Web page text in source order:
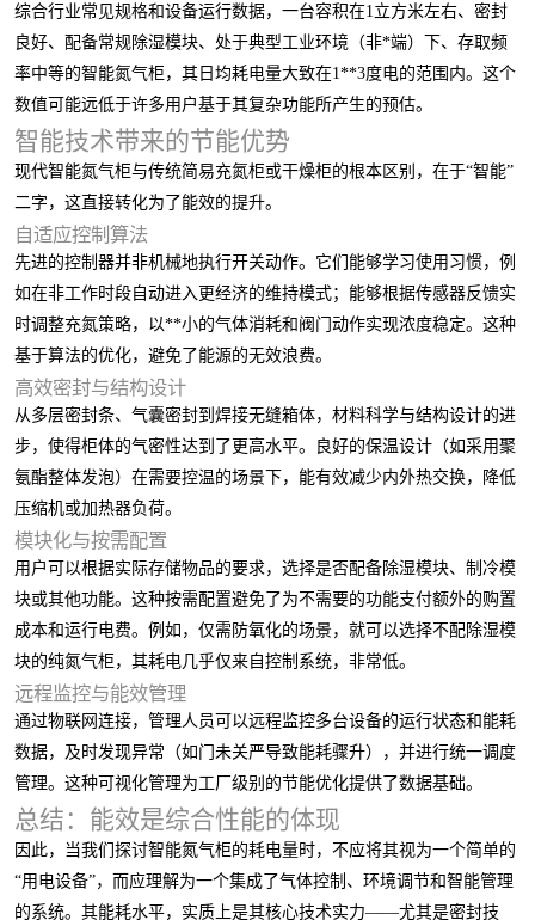
综合行业常见规格和设备运行数据，一台容积在1立方米左右、密封
良好、配备常规除湿模块、处于典型工业环境（非*端）下、存取频
率中等的智能氮气柜，其日均耗电量大致在1**3度电的范围内。这个
数值可能远低于许多用户基于其复杂功能所产生的预估。
智能技术带来的节能优势
现代智能氮气柜与传统简易充氮柜或干燥柜的根本区别，在于“智能”
二字，这直接转化为了能效的提升。
自适应控制算法
先进的控制器并非机械地执行开关动作。它们能够学习使用习惯，例
如在非工作时段自动进入更经济的维持模式；能够根据传感器反馈实
时调整充氮策略，以**小的气体消耗和阀门动作实现浓度稳定。这种
基于算法的优化，避免了能源的无效浪费。
高效密封与结构设计
从多层密封条、气囊密封到焊接无缝箱体，材料科学与结构设计的进
步，使得柜体的气密性达到了更高水平。良好的保温设计（如采用聚
氨酯整体发泡）在需要控温的场景下，能有效减少内外热交换，降低
压缩机或加热器负荷。
模块化与按需配置
用户可以根据实际存储物品的要求，选择是否配备除湿模块、制冷模
块或其他功能。这种按需配置避免了为不需要的功能支付额外的购置
成本和运行电费。例如，仅需防氧化的场景，就可以选择不配除湿模
块的纯氮气柜，其耗电几乎仅来自控制系统，非常低。
远程监控与能效管理
通过物联网连接，管理人员可以远程监控多台设备的运行状态和能耗
数据，及时发现异常（如门未关严导致能耗骤升），并进行统一调度
管理。这种可视化管理为工厂级别的节能优化提供了数据基础。
总结：能效是综合性能的体现
因此，当我们探讨智能氮气柜的耗电量时，不应将其视为一个简单的
“用电设备”，而应理解为一个集成了气体控制、环境调节和智能管理
的系统。其能耗水平，实质上是其核心技术实力——尤其是密封技